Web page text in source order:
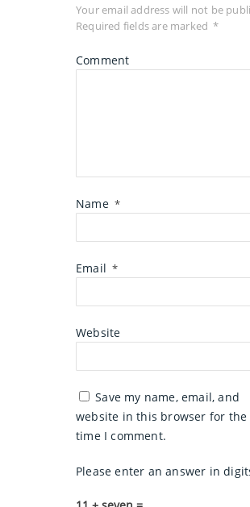
Your email address will not be
Required fields are marked *
Comment
Name *
Email *
Website
Save my name, email, and
website in this browser for the
time I comment.
Please enter an answer in